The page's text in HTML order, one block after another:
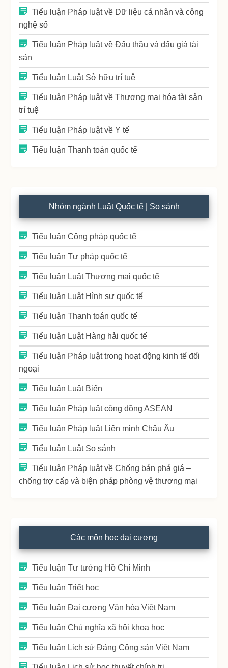
Tiểu luận Pháp luật về Dữ liệu cá nhân và công
nghệ số
Tiểu luận Pháp luật về Đấu thầu và đấu giá tài
sản
Tiểu luận Luật Sở hữu trí tuệ
Tiểu luận Pháp luật về Thương mại hóa tài sản
trí tuệ
Tiểu luận Pháp luật về Y tế
Tiểu luận Thanh toán quốc tế
Nhóm ngành Luật Quốc tế | So sánh
Tiểu luận Công pháp quốc tế
Tiểu luận Tư pháp quốc tế
Tiểu luận Luật Thương mại quốc tế
Tiểu luận Luật Hình sự quốc tế
Tiểu luận Thanh toán quốc tế
Tiểu luận Luật Hàng hải quốc tế
Tiểu luận Pháp luật trong hoạt động kinh tế đối
ngoại
Tiểu luận Luật Biển
Tiểu luận Pháp luật cộng đồng ASEAN
Tiểu luận Pháp luật Liên minh Châu Âu
Tiểu luận Luật So sánh
Tiểu luận Pháp luật về Chống bán phá giá –
chống trợ cấp và biện pháp phòng vệ thương mại
Các môn học đại cương
Tiểu luận Tư tưởng Hồ Chí Minh
Tiểu luận Triết học
Tiểu luận Đại cương Văn hóa Việt Nam
Tiểu luận Chủ nghĩa xã hội khoa học
Tiểu luận Lịch sử Đảng Cộng sản Việt Nam